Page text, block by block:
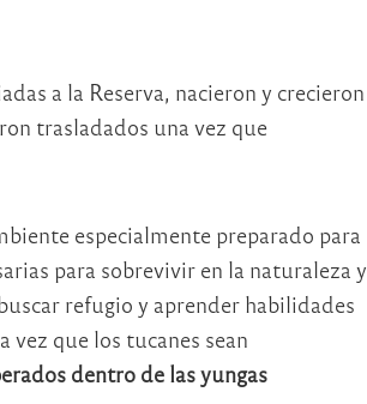
a la Reserva, nacieron y crecieron
trasladados una vez que
especialmente preparado para
para sobrevivir en la naturaleza y
refugio y aprender habilidades
que los tucanes sean
dentro de las yungas